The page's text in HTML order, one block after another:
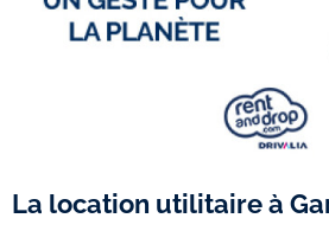
La location utilitaire à